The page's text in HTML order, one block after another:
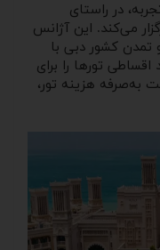
در راستای
می‌کند. این آژانس
تمدن کشور دبی با
تورها را برای
به‌صرفه هزینه تور،